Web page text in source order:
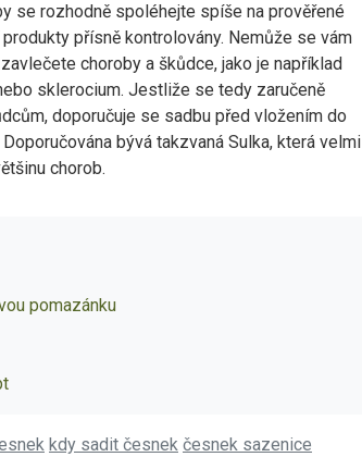
se rozhodně spoléhejte spíše na prověřené
přísně kontrolovány. Nemůže se vám
choroby a škůdce, jako je například
sklerocium. Jestliže se tedy zaručeně
doporučuje se sadbu před vložením do
bývá takzvaná Sulka, která velmi
chorob.
pomazánku
kdy sadit česnek česnek sazenice